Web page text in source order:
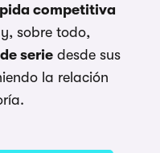
competitiva
sobre todo,
serie desde sus
la relación